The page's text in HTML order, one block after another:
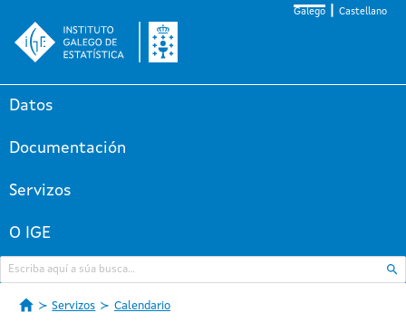
Galego Castellano
Datos
Documentación
Servizos
O IGE
Servizos Calendario